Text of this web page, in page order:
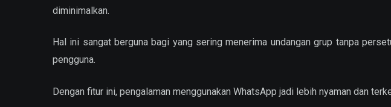
diminimalkan.
Hal ini sangat berguna bagi yang sering menerima undangan grup tanpa
pengguna.
Dengan fitur ini, pengalaman menggunakan WhatsApp jadi lebih nyaman dan